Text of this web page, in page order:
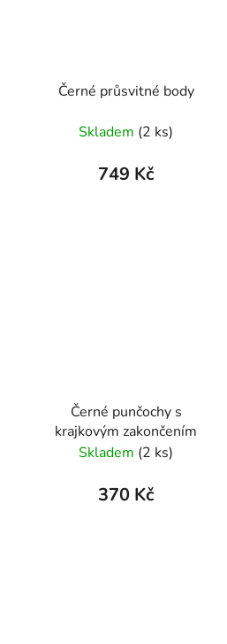
Černé průsvitné body
Skladem (2 ks)
749 Kč
Černé punčochy s
krajkovým zakončením
Skladem (2 ks)
370 Kč